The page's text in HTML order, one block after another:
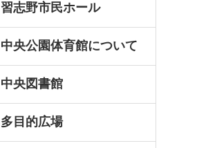
習志野市民ホール
中央公園体育館について
中央図書館
多目的広場